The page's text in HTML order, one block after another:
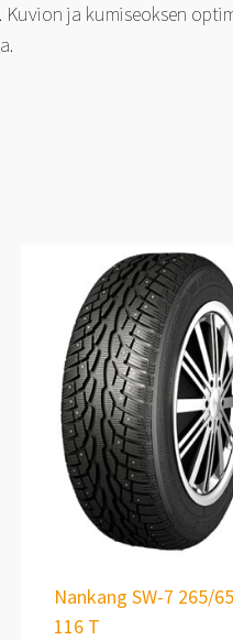
Kuvion ja kumiseoksen
Nankang SW-7 265/
116 T